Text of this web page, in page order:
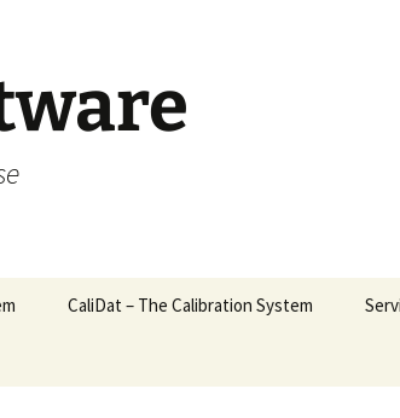
CaliDat – The Calibration System